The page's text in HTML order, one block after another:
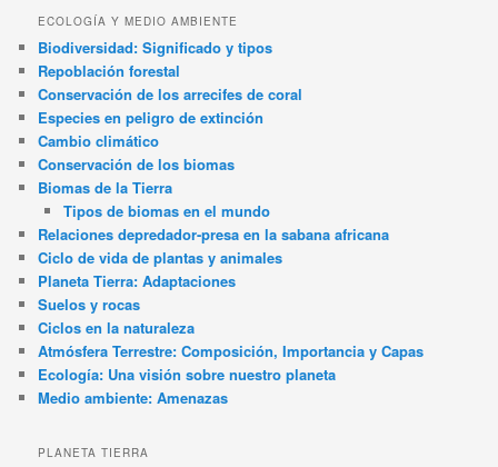
ECOLOGÍA Y MEDIO AMBIENTE
Biodiversidad: Significado y tipos
Repoblación forestal
Conservación de los arrecifes de coral
Especies en peligro de extinción
Cambio climático
Conservación de los biomas
Biomas de la Tierra
Tipos de biomas en el mundo
Relaciones depredador-presa en la sabana africana
Ciclo de vida de plantas y animales
Planeta Tierra: Adaptaciones
Suelos y rocas
Ciclos en la naturaleza
Atmósfera Terrestre: Composición, Importancia y Capas
Ecología: Una visión sobre nuestro planeta
Medio ambiente: Amenazas
PLANETA TIERRA